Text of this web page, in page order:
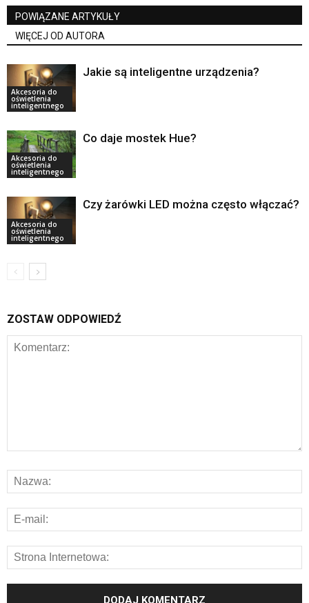
POWIĄZANE ARTYKUŁY
WIĘCEJ OD AUTORA
Akcesoria do
oświetlenia
inteligentnego
Jakie są inteligentne urządzenia?
Akcesoria do
oświetlenia
inteligentnego
Co daje mostek Hue?
Akcesoria do
oświetlenia
inteligentnego
Czy żarówki LED można często włączać?
ZOSTAW ODPOWIEDŹ